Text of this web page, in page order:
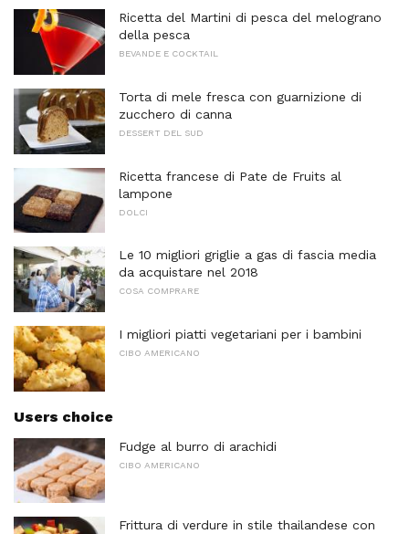
Ricetta del Martini di pesca del melograno
della pesca
BEVANDE E COCKTAIL
Torta di mele fresca con guarnizione di
zucchero di canna
DESSERT DEL SUD
Ricetta francese di Pate de Fruits al
lampone
DOLCI
Le 10 migliori griglie a gas di fascia media
da acquistare nel 2018
COSA COMPRARE
I migliori piatti vegetariani per i bambini
CIBO AMERICANO
Users choice
Fudge al burro di arachidi
CIBO AMERICANO
Frittura di verdure in stile thailandese con